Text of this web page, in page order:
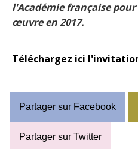
l'Académie française
œuvre en 2017.
Téléchargez ici
Partager sur Facebook
Partager sur Twitter